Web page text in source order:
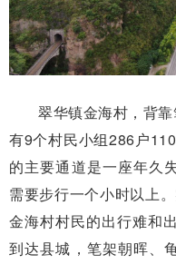
翠华镇金海村，背
有9个村民小组286户
的主要通道是一座年久
需要步行一个小时以上
金海村村民的出行难和
到达县城，笔架朝晖、